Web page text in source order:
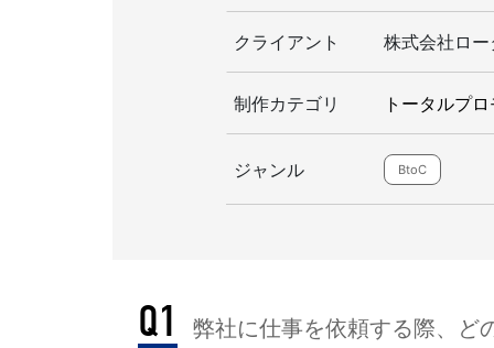
クライアント 株式会社ロー
制作カテゴリ トータルプ
ジャンル BtoC
Q1 弊社に仕事を依頼する際、ど